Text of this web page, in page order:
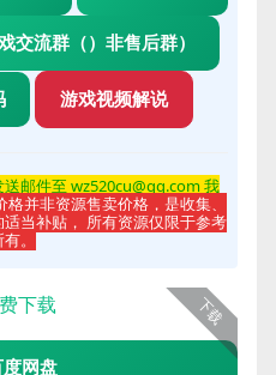
交流群（）非售后群）
游戏视频解说
邮件至 wz520cu@qq.com 我
格并非资源售卖价格，是收集、
当补贴， 所有资源仅限于参考
。
下载
下载
度网盘